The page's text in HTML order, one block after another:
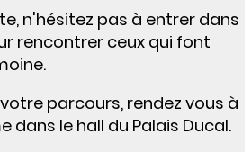
n'hésitez pas à entrer dans
rencontrer ceux qui font
parcours, rendez vous à
dans le hall du Palais Ducal.